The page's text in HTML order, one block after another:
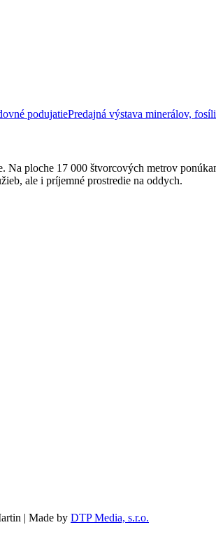
podujatiePredajná výstava minerálov,
ploche 17 000 štvorcových metrov
ale i príjemné prostredie na oddych.
| Made by DTP Media, s.r.o.